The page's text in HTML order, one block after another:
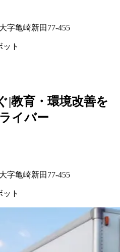
字亀崎新田77-455
ト
|教育・環境改善を
イバー
字亀崎新田77-455
ト